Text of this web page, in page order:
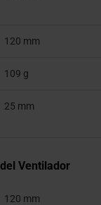
120 mm
109 g
25 mm
Ventilador
120 mm